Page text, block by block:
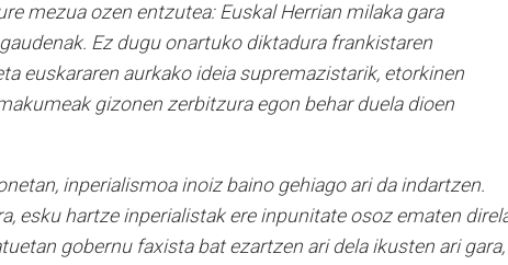
mezua ozen entzutea: Euskal Herrian milaka gara
Ez dugu onartuko diktadura frankistaren
euskararen aurkako ideia supremazistarik, etorkinen
gizonen zerbitzura egon behar duela dioen
inperialismoa inoiz baino gehiago ari da indartzen.
esku hartze inperialistak ere inpunitate osoz ematen
gobernu faxista bat ezartzen ari dela ikusten ari gara,